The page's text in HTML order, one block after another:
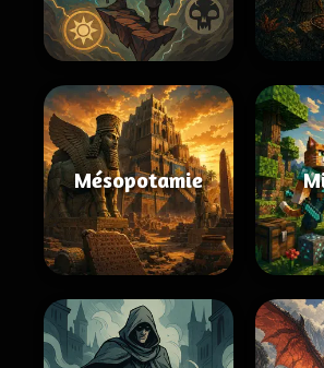
Mésopotamie